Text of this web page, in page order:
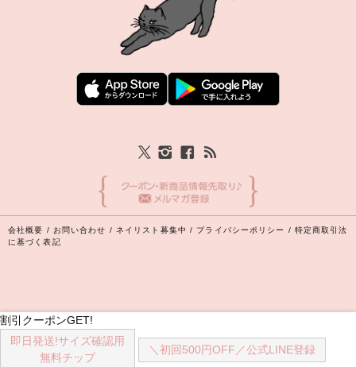
割引クーポンGET!
即日発送!サイズ確認用
無料チップ
＼初回500円OFF／公式LINE登録
会社概要 / お問い合わせ / ネイリスト募集中 / プライバシーポリシー / 特定商取引法
に基づく表記
Copyright (C) 2026 丸井織物株式会社 All Rights Reserved.